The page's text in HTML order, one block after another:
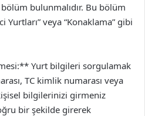
bulunmalıdır. Bu bölüm
Yurtları” veya “Konaklama” gibi
Yurt bilgileri sorgulamak
TC kimlik numarası veya
bilgilerinizi girmeniz
bir şekilde girerek